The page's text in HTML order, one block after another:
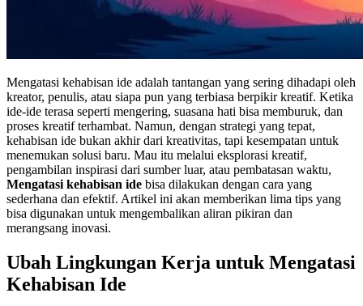
Mengatasi kehabisan ide adalah tantangan yang sering dihadapi oleh
kreator, penulis, atau siapa pun yang terbiasa berpikir kreatif. Ketika
ide-ide terasa seperti mengering, suasana hati bisa memburuk, dan
proses kreatif terhambat. Namun, dengan strategi yang tepat,
kehabisan ide bukan akhir dari kreativitas, tapi kesempatan untuk
menemukan solusi baru. Mau itu melalui eksplorasi kreatif,
pengambilan inspirasi dari sumber luar, atau pembatasan waktu,
Mengatasi kehabisan ide bisa dilakukan dengan cara yang
sederhana dan efektif. Artikel ini akan memberikan lima tips yang
bisa digunakan untuk mengembalikan aliran pikiran dan
merangsang inovasi.
Ubah Lingkungan Kerja untuk Mengatasi
Kehabisan Ide